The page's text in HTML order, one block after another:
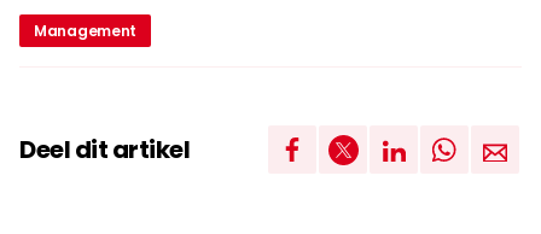
Management
Deel dit artikel